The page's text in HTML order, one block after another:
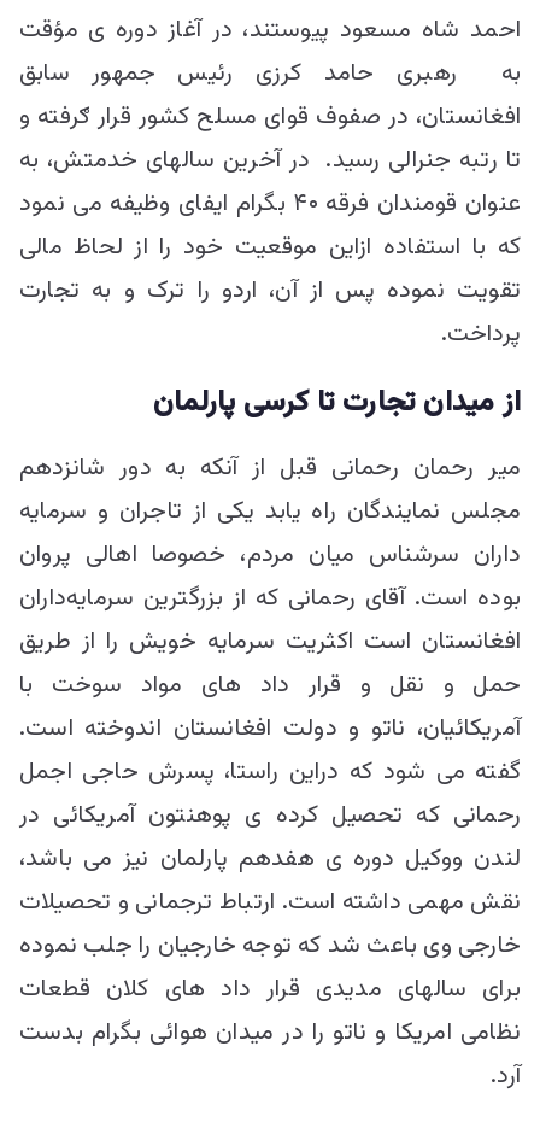
احمد شاه مسعود پیوستند، در آغاز دوره ی مؤقت
به رهبری حامد کرزی رئیس جمهور سابق
افغانستان، در صفوف قوای مسلح کشور قرار ګرفته و
تا رتبه جنرالی رسید. در آخرین سالهای خدمتش، به
عنوان قومندان فرقه ۴۰ بگرام ایفای وظیفه می نمود
که با استفاده ازاین موقعیت خود را از لحاظ مالی
تقویت نموده پس از آن، اردو را ترک و به تجارت
پرداخت.
از میدان تجارت تاکرسی پارلمان
میر رحمان رحمانی قبل از آنکه به دور شانزدهم
مجلس نمایندگان راه یابد یکی از تاجران و سرمایه
داران سرشناس میان مردم، خصوصا اهالی پروان
بوده است. آقای رحمانی که از بزرگترین سرمایه‌داران
افغانستان است اکثریت سرمایه خویش را از طریق
حمل و نقل و قرار داد های مواد سوخت با
آمریکائیان، ناتو و دولت افغانستان اندوخته است.
گفته می شود که دراین راستا، پسرش حاجی اجمل
رحمانی که تحصیل کرده ی پوهنتون آمریکائی در
لندن ووکیل دوره ی هفدهم پارلمان نیز می باشد،
نقش مهمی داشته است. ارتباط ترجمانی و تحصیلات
خارجی وی باعث شد که توجه خارجیان را جلب نموده
برای سالهای مدیدی قرار داد های کلان قطعات
نظامی امریکا و ناتو را در میدان هوائی بگرام بدست
آرد.